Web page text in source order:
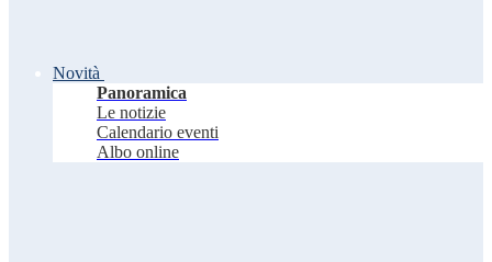
Novità
Panoramica
Le notizie
Calendario eventi
Albo online